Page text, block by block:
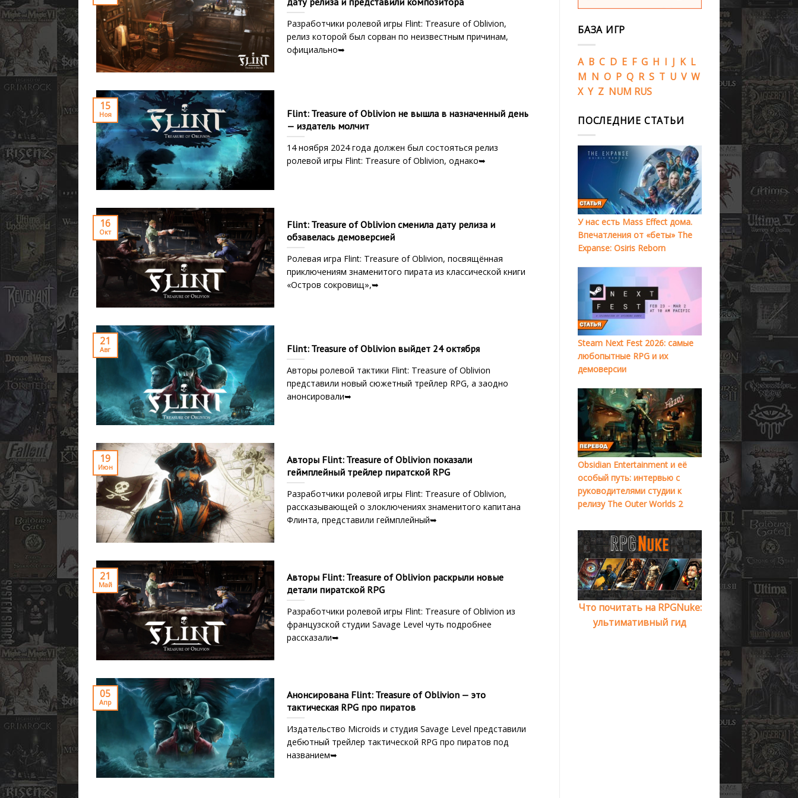
Разработчики ролевой игры Flint: Treasure of Oblivion,
релиз которой был сорван по неизвестным причинам,
официально➥
Flint: Treasure of Oblivion не вышла в назначенный день
— издатель молчит
14 ноября 2024 года должен был состояться релиз
ролевой игры Flint: Treasure of Oblivion, однако➥
15
Ноя
Flint: Treasure of Oblivion сменила дату релиза и
обзавелась демоверсией
Ролевая игра Flint: Treasure of Oblivion, посвящённая
приключениям знаменитого пирата из классической книги
«Остров сокровищ»,➥
16
Окт
Flint: Treasure of Oblivion выйдет 24 октября
Авторы ролевой тактики Flint: Treasure of Oblivion
представили новый сюжетный трейлер RPG, а заодно
анонсировали➥
21
Авг
Авторы Flint: Treasure of Oblivion показали
геймплейный трейлер пиратской RPG
Разработчики ролевой игры Flint: Treasure of Oblivion,
рассказывающей о злоключениях знаменитого капитана
Флинта, представили геймплейный➥
19
Июн
Авторы Flint: Treasure of Oblivion раскрыли новые
детали пиратской RPG
Разработчики ролевой игры Flint: Treasure of Oblivion из
французской студии Savage Level чуть подробнее
рассказали➥
21
Май
Анонсирована Flint: Treasure of Oblivion — это
тактическая RPG про пиратов
Издательство Microids и студия Savage Level представили
дебютный трейлер тактической RPG про пиратов под
названием➥
05
Апр
БАЗА ИГР
A B C D E F G H I J K L
M N O P Q R S T U V W
X Y Z NUM RUS
ПОСЛЕДНИЕ СТАТЬИ
У нас есть Mass Effect дома.
Впечатления от «беты» The
Expanse: Osiris Reborn
Steam Next Fest 2026: самые
любопытные RPG и их
демоверсии
Obsidian Entertainment и её
особый путь: интервью с
руководителями студии к
релизу The Outer Worlds 2
Что почитать на RPGNuke:
ультимативный гид